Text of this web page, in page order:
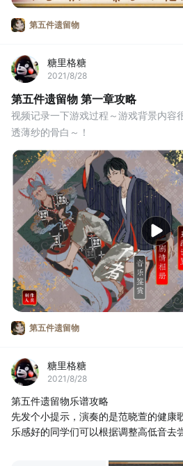
第五件遗留物
糖里格糖
2021/8/28
第五件遗留物 第一章攻略
视频记录一下游戏过程～游戏背景内容
透薄纱的骨白～！
第五件遗留物
糖里格糖
2021/8/28
第五件遗留物乐谱攻略
先发个小提示，演奏的是范晓萱的健康
乐感好的同学们可以根据调整高低音去